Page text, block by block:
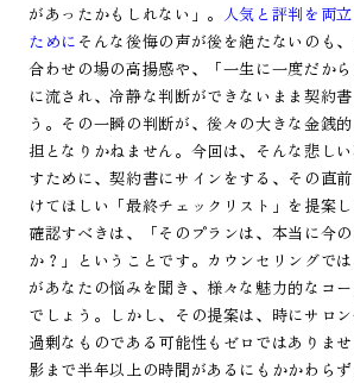
があったかもしれない」。
人気と評判を両
ために そんな後悔の声が後を絶たないのも
合わせの場の高揚感や、「一生に一度だか
に流され、冷静な判断ができないまま契約
う。その一瞬の判断が、後々の大きな金銭
担となりかねません。今回は、そんな悲し
すために、契約書にサインをする、その直
けてほしい「最終チェックリスト」を提案
確認すべきは、「そのプランは、本当に今
か？」ということです。カウンセリングで
があなたの悩みを聞き、様々な魅力的なコ
でしょう。しかし、その提案は、時にサロ
過剰なものである可能性もゼロではありま
影まで半年以上の時間があるにもかかわら